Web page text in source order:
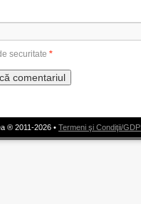
securitate *
® 2011-2026 • Termeni şi Condiţii/